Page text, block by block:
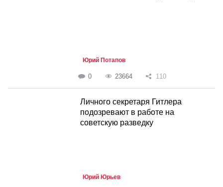
Юрий Потапов
0 23664 110
Личного секретаря Гитлера
подозревают в работе на
советскую разведку
Юрий Юрьев